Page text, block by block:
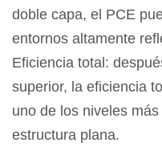
doble capa, el PCE
entornos altamente
Eficiencia total:
superior, la eficiencia
uno de los niveles
estructura plana.